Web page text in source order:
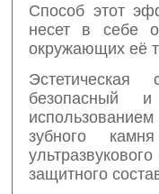
Способ этот
несет в себе
окружающих её
безопасный
зубного
защитного